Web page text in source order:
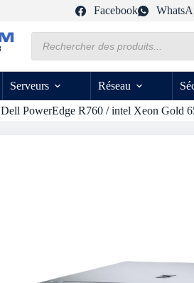
Facebook
produits
Serveurs Réseau
Dell PowerEdge R760 / intel Xeon Gold